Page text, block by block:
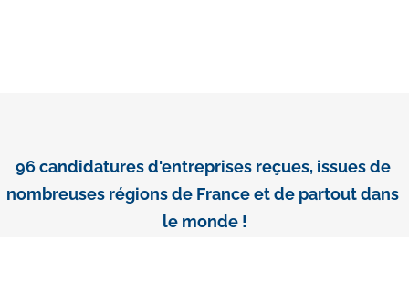
96 candidatures d'entreprises reçues, issues de
nombreuses régions de France et de partout dans
le monde !